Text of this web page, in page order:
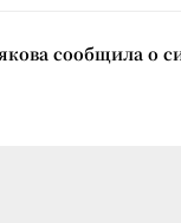
сообщила о